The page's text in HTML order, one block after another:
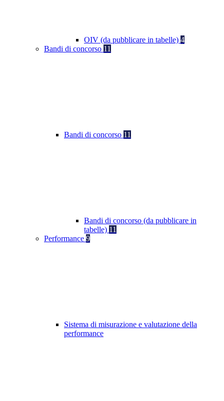
OIV (da pubblicare in tabelle) 4
Bandi di concorso 11
Bandi di concorso 11
Bandi di concorso (da pubblicare in
tabelle) 11
Performance 9
Sistema di misurazione e valutazione della
performance